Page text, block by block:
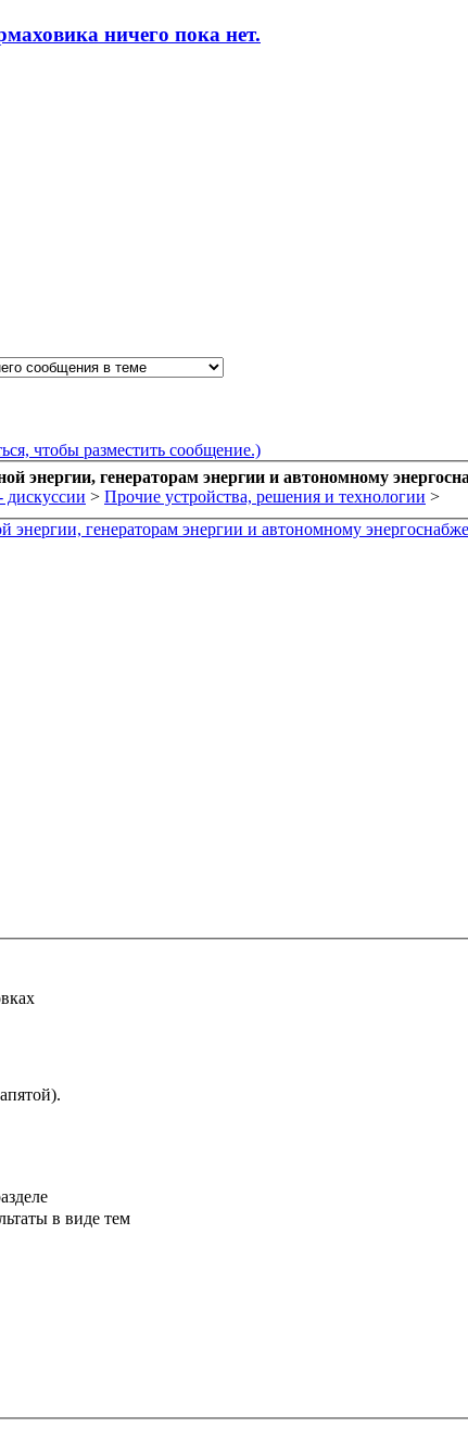
ничего пока нет.
чтобы разместить сообщение.)
энергии, генераторам энергии и автономному
дискуссии > Прочие устройства, решения и технологии >
в виде тем